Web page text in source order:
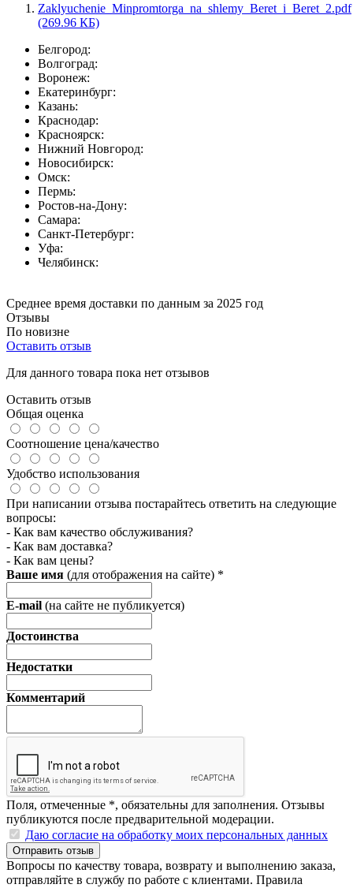
Zaklyuchenie_Minpromtorga_na_shlemy_Beret_i_Beret_2.pdf
(269.96 КБ)
Белгород:
Волгоград:
Воронеж:
Екатеринбург:
Казань:
Краснодар:
Красноярск:
Нижний Новгород:
Новосибирск:
Омск:
Пермь:
Ростов-на-Дону:
Самара:
Санкт-Петербург:
Уфа:
Челябинск:
Среднее время доставки по данным за 2025 год
Отзывы
По новизне
Оставить отзыв
Для данного товара пока нет отзывов
Оставить отзыв
Общая оценка
Соотношение цена/качество
Удобство использования
При написании отзыва постарайтесь ответить на следующие
вопросы:
- Как вам качество обслуживания?
- Как вам доставка?
- Как вам цены?
Ваше имя (для отображения на сайте) *
E-mail (на сайте не публикуется)
Достоинства
Недостатки
Комментарий
Поля, отмеченные *, обязательны для заполнения. Отзывы
публикуются после предварительной модерации.
Даю согласие на обработку моих персональных данных
Отправить отзыв
Вопросы по качеству товара, возврату и выполнению заказа,
отправляйте в службу по работе с клиентами. Правила